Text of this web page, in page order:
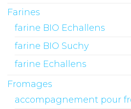
Farines
farine BIO Echallens
farine BIO Suchy
farine Echallens
Fromages
accompagnement pour